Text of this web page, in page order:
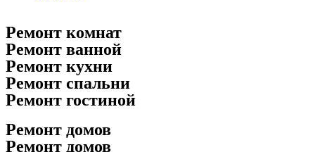
Ремонт комнат
Ремонт ванной
Ремонт кухни
Ремонт спальни
Ремонт гостиной
Ремонт домов
Ремонт домов